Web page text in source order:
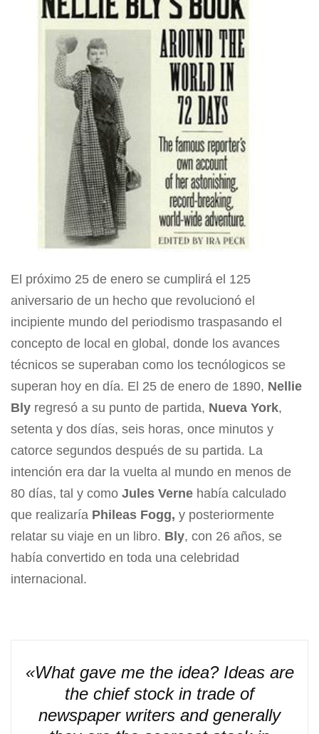
El próximo 25 de enero se cumplirá el 125
aniversario de un hecho que revolucionó el
incipiente mundo del periodismo traspasando el
concepto de local en global, donde los avances
técnicos se superaban como los tecnólogicos se
superan hoy en día. El 25 de enero de 1890, Nellie
Bly regresó a su punto de partida, Nueva York,
setenta y dos días, seis horas, once minutos y
catorce segundos después de su partida. La
intención era dar la vuelta al mundo en menos de
80 días, tal y como Jules Verne había calculado
que realizaría Phileas Fogg, y posteriormente
relatar su viaje en un libro. Bly, con 26 años, se
había convertido en toda una celebridad
internacional.
«What gave me the idea? Ideas are
the chief stock in trade of
newspaper writers and generally